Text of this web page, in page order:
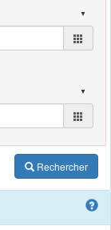
Rechercher